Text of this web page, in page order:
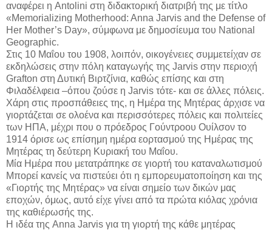
αναφέρει η Antolini στη διδακτορική διατριβή της με τίτλο
«Memorializing Motherhood: Anna Jarvis and the Defense of
Her Mother’s Day», σύμφωνα με δημοσίευμα του National
Geographic.
Στις 10 Μαΐου του 1908, λοιπόν, οικογένειες συμμετείχαν σε
εκδηλώσεις στην πόλη καταγωγής της Jarvis στην περιοχή
Grafton στη Δυτική Βιρτζίνια, καθώς επίσης και στη
Φιλαδέλφεια –όπου ζούσε η Jarvis τότε- και σε άλλες πόλεις.
Χάρη στις προσπάθειες της, η Ημέρα της Μητέρας άρχισε να
γιορτάζεται σε ολοένα και περισσότερες πόλεις και πολιτείες
των ΗΠΑ, μέχρι που ο πρόεδρος Γούντροου Ουίλσον το
1914 όρισε ως επίσημη ημέρα εορτασμού της Ημέρας της
Μητέρας τη δεύτερη Κυριακή του Μαΐου.
Μία Ημέρα που μετατράπηκε σε γιορτή του καταναλωτισμού
Μπορεί κανείς να πιστεύει ότι η εμπορευματοποίηση και της
«Γιορτής της Μητέρας» να είναι σημείο των δικών μας
εποχών, όμως, αυτό είχε γίνει από τα πρώτα κιόλας χρόνια
της καθιέρωσής της.
Η ιδέα της Anna Jarvis για τη γιορτή της κάθε μητέρας